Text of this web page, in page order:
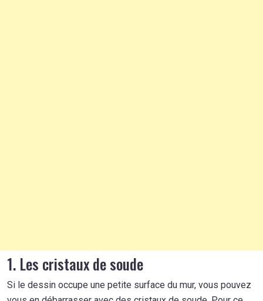
1. Les cristaux de soude
Si le dessin occupe une petite surface du mur, vous pouvez